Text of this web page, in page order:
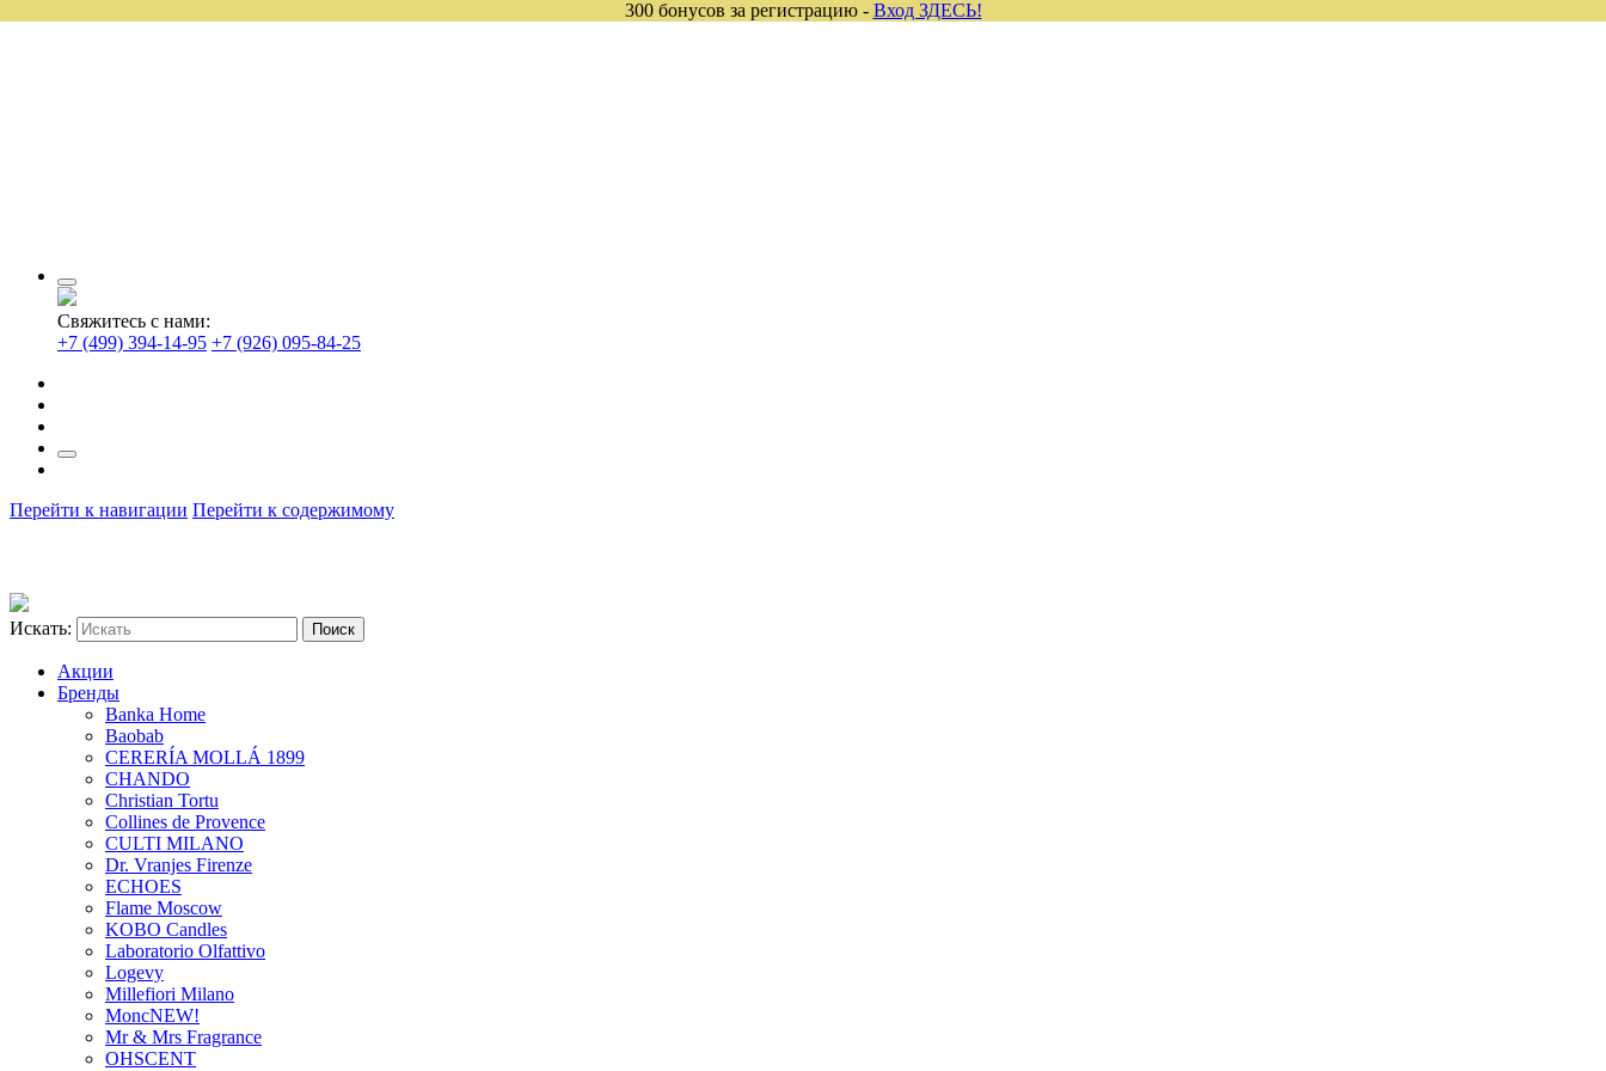
Свяжитесь с нами:
+7 (499) 394-14-95 +7 (926) 095-84-25
Перейти к навигации Перейти к содержимому
Искать:
Акции
Бренды
Banka Home
Baobab
CERERÍA MOLLÁ 1899
CHANDO
Christian Tortu
Collines de Provence
CULTI MILANO
Dr. Vranjes Firenze
ECHOES
Flame Moscow
KOBO Candles
Laboratorio Olfattivo
Logevy
Millefiori Milano
MoncNEW!
Mr & Mrs Fragrance
OHSCENT
300 бонусов за регистрацию - Вход ЗДЕСЬ!